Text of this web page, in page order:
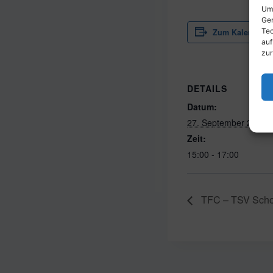
Zum Kalender
DETAILS
Datum:
27. September 2025
Zeit:
15:00 - 17:00
TFC – TSV